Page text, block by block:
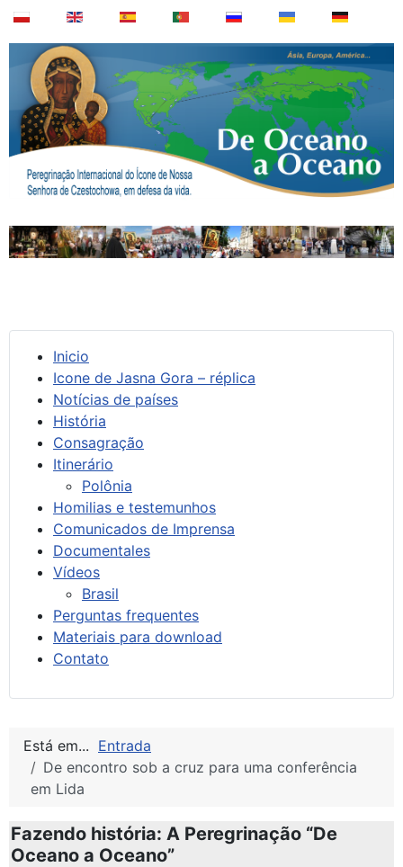
Inicio
Icone de Jasna Gora – réplica
Notícias de países
História
Consagração
Itinerário
Polônia
Homilias e testemunhos
Comunicados de Imprensa
Documentales
Vídeos
Brasil
Perguntas frequentes
Materiais para download
Contato
Está em... Entrada
De encontro sob a cruz para uma conferência
em Lida
Fazendo história: A Peregrinação “De
Oceano a Oceano”